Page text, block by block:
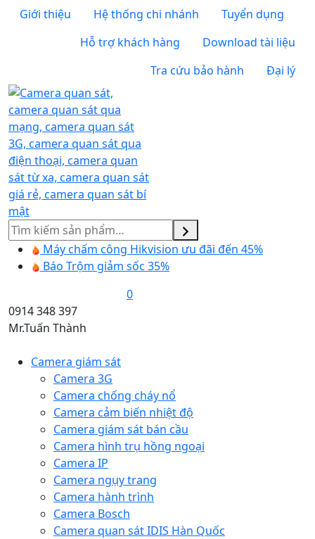
Giới thiệu Hệ thống chi nhánh
Tuyển dụng
Hỗ trợ khách hàng
Download tài liệu
Tra cứu bảo hành
Đại lý
Tìm
kiếm
Máy chấm công Hikvision ưu đãi đến 45%
Báo Trộm giảm sốc 35%
0
0914 348 397
Mr.Tuấn Thành
Camera giám sát
Camera 3G
Camera chống cháy nổ
Camera cảm biến nhiệt độ
Camera giám sát bán cầu
Camera hình trụ hồng ngoại
Camera IP
Camera ngụy trang
Camera hành trình
Camera Bosch
Camera quan sát IDIS Hàn Quốc